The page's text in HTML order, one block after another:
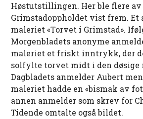
Høstutstillingen. Her ble flere
Grimstadoppholdet vist frem. Et
maleriet «Torvet i Grimstad».
Morgenbladets anonyme
maleriet et friskt inntrykk, der
solfylte torvet midt i den døsige
Dagbladets anmelder Aubert
maleriet hadde en «bismak av
annen anmelder som skrev for
Tidende omtalte også bildet.